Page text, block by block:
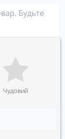
Будьте
Чудовий